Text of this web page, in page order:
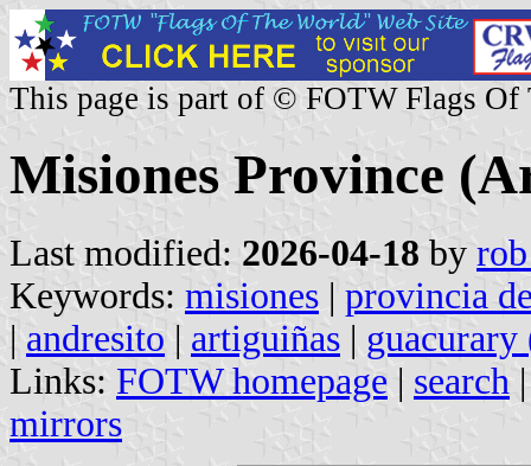
This page is part of © FOTW Flags Of
Misiones Province
Last modified: 2026-04-18 by
Keywords: misiones | provincia
| andresito | artiguiñas | guacurary
Links: FOTW homepage | search
mirrors